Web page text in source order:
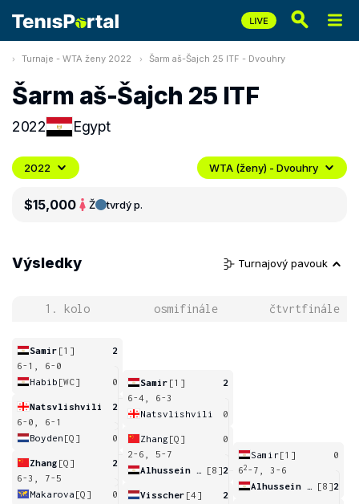
Turnaje - WTA ženy 2022 Šarm aš-Šajch 25 ITF - Dvouhry
Šarm aš-Šajch 25 ITF
2022 Egypt
2022 WTA (ženy) - Dvouhry
$15,000 Ž tvrdý p.
Výsledky Turnajový pavouk
1. kolo osmifinále čtvrtfinále
Samir [1]
2
6-1, 6-0
Habib [WC] 0
Natsvlishvili
2
6-0, 6-1
Boyden [Q] 0
Zhang [Q]
2
6-3, 7-5
Makarova [Q] 0
Samir [1]
2
6-4, 6-3
Natsvlishvili
0
Zhang[Q]
0
2-6, 5-7
[8]2
Visscher [4]
2
Samir[1]
0
62 -7, 3-6
[8]2